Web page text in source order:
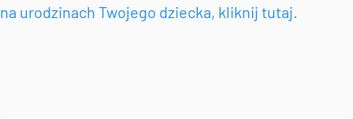
na urodzinach Twojego dziecka, kliknij tutaj.